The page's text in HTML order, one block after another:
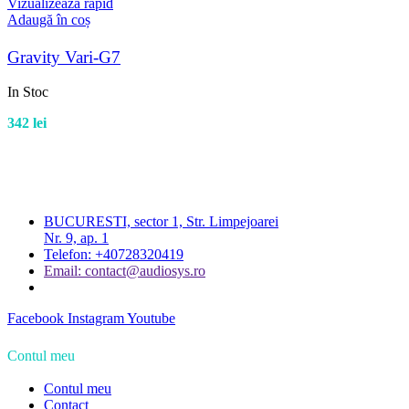
Adaugă în coș
Gravity Vari-G7
In Stoc
342 lei
BUCURESTI, sector 1, Str. Limpejoarei
Nr. 9, ap. 1
Telefon: +40728320419
Email: contact@audiosys.ro
Facebook InstagramYoutube
Contul meu
Contul meu
Contact